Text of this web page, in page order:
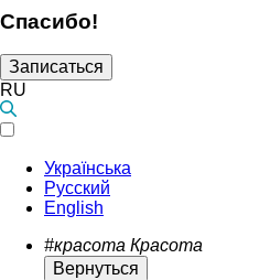
Спасибо!
Записаться
RU
Українська
Русский
English
#красота Красота
Вернуться